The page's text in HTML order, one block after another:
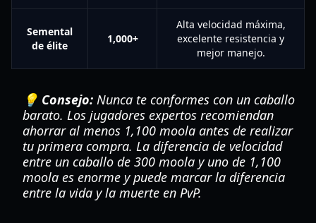
Semental
de élite
1,000+
Alta velocidad máxima,
excelente resistencia y
mejor manejo.
💡 Consejo: Nunca te conformes con un caballo
barato. Los jugadores expertos recomiendan
ahorrar al menos 1,100 moola antes de realizar
tu primera compra. La diferencia de velocidad
entre un caballo de 300 moola y uno de 1,100
moola es enorme y puede marcar la diferencia
entre la vida y la muerte en PvP.